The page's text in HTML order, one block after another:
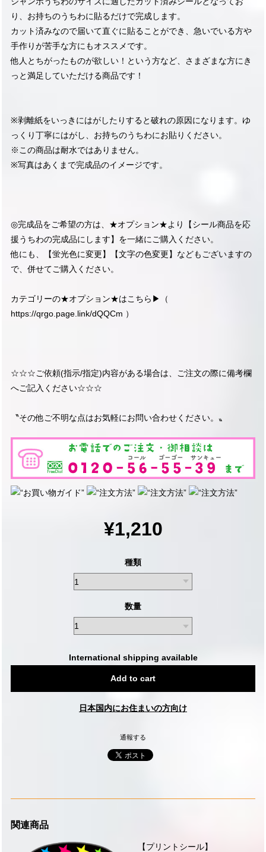
り、お持ちのうちわに貼るだけで完成します。
カット済みなので届いて直ぐに貼ることができ、急いでいる方や
手作りが苦手な方にもオススメです。
他人とちがったものが欲しい！という方など、さまざまな方にき
っと満足していただける商品です！
※剥離紙をいっきにはがしたりすると破れの原因になります。ゆ
っくり丁寧にはがし、お持ちのうちわにお貼りください。
※この商品は耐水ではありません。
※写真はあくまで完成品のイメージです。
◎完成品をご希望の方は、★オプション★より【シール商品を応
援うちわの完成品にします】を一緒にご購入ください。
他にも、【蛍光色に変更】【文字の色変更】などもございますの
で、併せてご購入ください。
カテゴリーの★オプション★はこちら▶︎（
https://qrgo.page.link/dQQCm ）
☆☆☆ご依頼(指示/指定)内容がある場合は、ご注文の際に備考欄
へご記入ください☆☆☆
〝その他ご不明な点はお気軽にお問い合わせください。〟
¥1,210
種類
数量
International shipping available
Add to cart
日本国内にお住まいの方向け
通報する
関連商品
【プリントシール】